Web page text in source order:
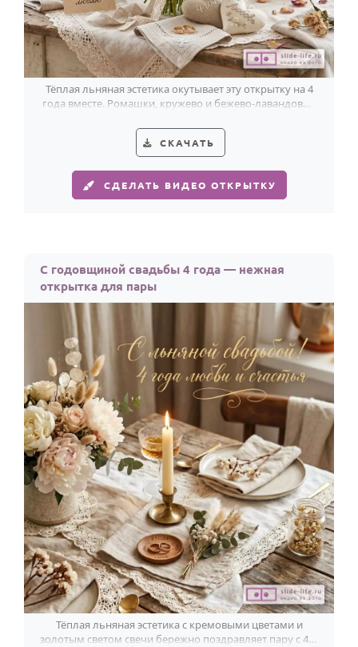
Тёплая льняная эстетика окутывает эту открытку на 4
года вместе. Ромашки, кружево и бежево-лавандовые
СКАЧАТЬ
СДЕЛАТЬ ВИДЕО ОТКРЫТКУ
С годовщиной свадьбы 4 года — нежная
открытка для пары
Тёплая льняная эстетика с кремовыми цветами и
золотым светом свечи бережно поздравляет пару с 4-й